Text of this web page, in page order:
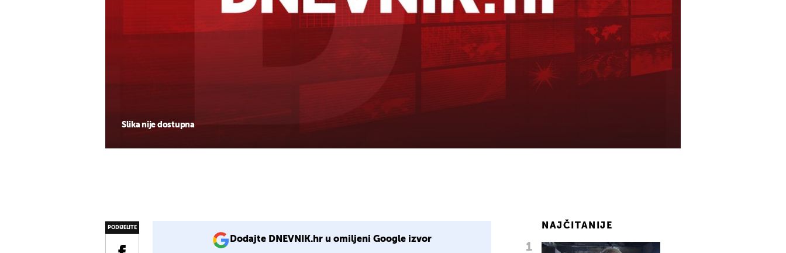
Slika nije dostupna
PODIJELITE
Dodajte DNEVNIK.hr u omiljeni Google izvor
NAJČITANIJE